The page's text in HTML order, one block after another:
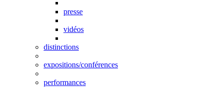
presse
vidéos
distinctions
expositions/conférences
performances